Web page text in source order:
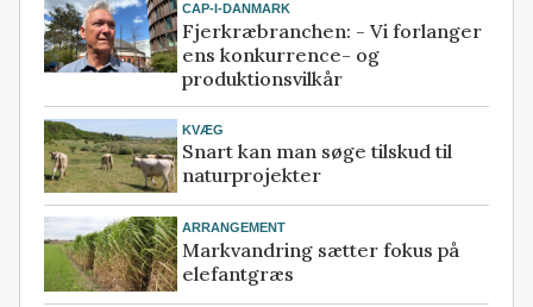
CAP-I-DANMARK
Fjerkræbranchen: - Vi forlanger
ens konkurrence- og
produktionsvilkår
KVÆG
Snart kan man søge tilskud til
naturprojekter
ARRANGEMENT
Markvandring sætter fokus på
elefantgræs